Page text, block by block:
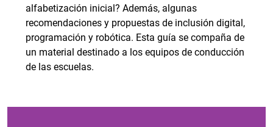
alfabetización inicial? Además, algunas
recomendaciones y propuestas de inclusión digital,
programación y robótica. Esta guía se compaña de
un material destinado a los equipos de conducción
de las escuelas.